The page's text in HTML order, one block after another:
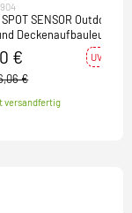
SENSOR Outdoor
Deckenaufbauleuchte
IP65 dimmbar
€ UVP -21%
€
versandfertig